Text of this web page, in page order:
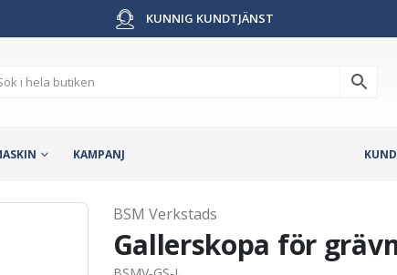
KUNNIG KUNDTJÄNST
KAMPANJ
BSM Verkstads
Gallerskopa för